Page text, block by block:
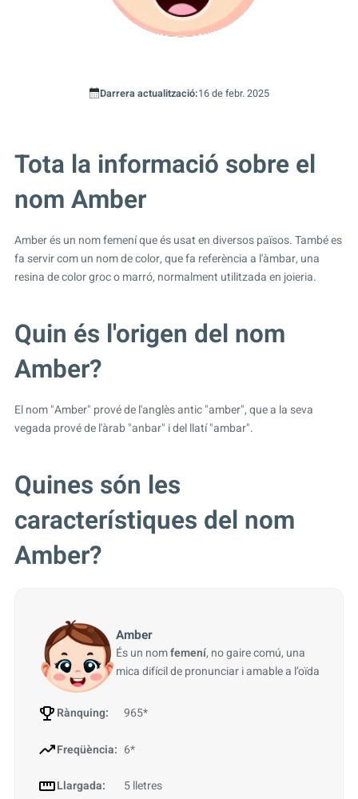
Darrera actualització:16 de febr. 2025
Tota la informació sobre el
nom Amber
Amber és un nom femení que és usat en diversos països. També es
fa servir com un nom de color, que fa referència a l'àmbar, una
resina de color groc o marró, normalment utilitzada en joieria.
Quin és l'origen del nom
Amber?
El nom "Amber" prové de l'anglès antic "amber", que a la seva
vegada prové de l'àrab "anbar" i del llatí "ambar".
Quines són les
característiques del nom
Amber?
Rànquing: 965*
Freqüència: 6*
Llargada: 5 lletres
Amber
És un nomfemení, no gaire comú, una
mica difícil de pronunciar i amable a l’oïda